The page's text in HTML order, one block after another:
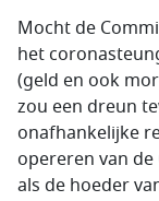
Mocht de
het
(geld en ook
zou een dreun
onafhankelijke
opereren van
als de hoeder